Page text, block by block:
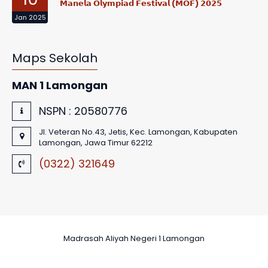
Jan 2025
𝗠𝗮𝗻𝗲𝗹𝗮 𝗢𝗹𝘆𝗺𝗽𝗶𝗮𝗱 𝗙𝗲𝘀𝘁𝗶𝘃𝗮𝗹 (𝗠𝗢𝗙) 𝟮𝟬𝟮𝟱
Maps Sekolah
MAN 1 Lamongan
NSPN : 20580776
Jl. Veteran No.43, Jetis, Kec. Lamongan, Kabupaten
Lamongan, Jawa Timur 62212
(0322) 321649
Madrasah Aliyah Negeri 1 Lamongan